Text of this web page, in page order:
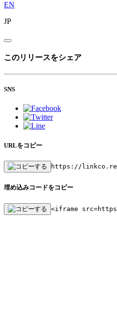
EN
JP
このリリースをシェア
SNS
URLをコピー
https://linkco.re/
埋め込みコードをコピー
<iframe